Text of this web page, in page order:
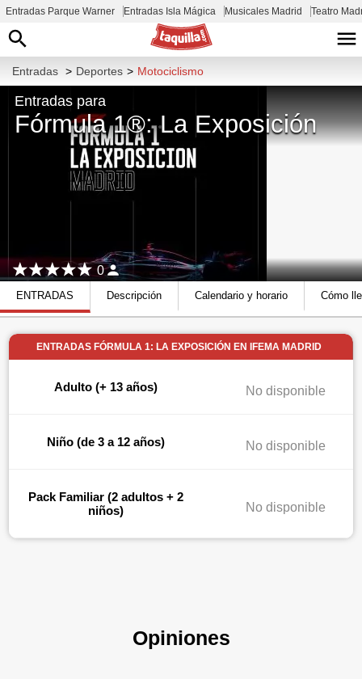
Entradas Parque Warner Entradas Isla Mágica Musicales Madrid Teatro
Entradas > Deportes > Motociclismo
Entradas para
Fórmula 1®: La Exposición
0
ENTRADAS Descripción Calendario y horario Cómo
ENTRADAS FÓRMULA 1: LA EXPOSICIÓN EN IFEMA MADRID
Adulto (+ 13 años) No disponible
Niño (de 3 a 12 años) No disponible
Pack Familiar (2 adultos + 2
niños)
No disponible
Opiniones